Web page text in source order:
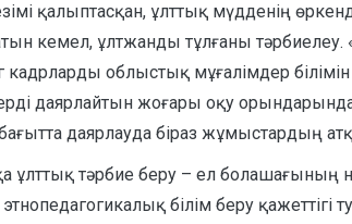
қалыптасқан, ұлттық мүдденің
ұлтжанды тұлғаны тәрбиелеу.
облыстық мұғалімдер
даярлайтын жоғары оқу
даярлауда біраз жұмыстардың
ұлттық тәрбие беру – ел болашағының
білім беру қажеттігі